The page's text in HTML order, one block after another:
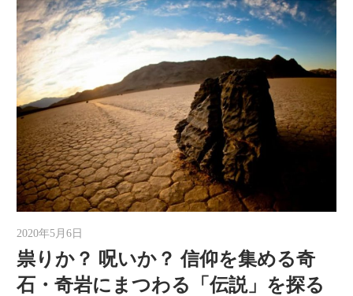
を
見
て
み
た
い。
2020年5月6日
祟りか？ 呪いか？ 信仰を集める奇
石・奇岩にまつわる「伝説」を探る